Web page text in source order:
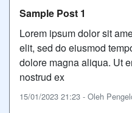
Sample Post 1
Lorem ipsum dolor sit
elit, sed do eiusmod
dolore magna aliqua. Ut
nostrud ex
15/01/2023 21:23 - Oleh